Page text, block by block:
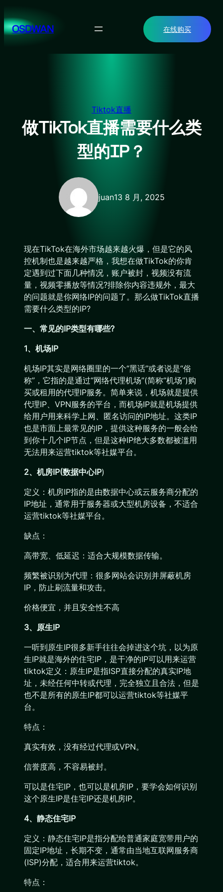
至
内OSDWAN 在线购买
Tiktok直播
做TikTok直播需要什么类
型的IP？
juan13 8 月, 2025
现在TikTok在海外市场越来越火爆，但是它的风
控机制也是越来越严格，我想在做TikTok的你肯
定遇到过下面几种情况，账户被封，视频没有流
量，视频零播放等情况?排除你内容违规外，最大
的问题就是你网络IP的问题了。那么做TikTok直播
需要什么类型的IP?
一、常见的IP类型有哪些?
1、机场IP
机场IP其实是网络圈里的一个“黑话”或者说是“俗
称”，它指的是通过“网络代理机场”(简称“机场”)购
买或租用的代理IP服务。简单来说，机场就是提供
代理IP、VPN服务的平台，而机场IP就是机场提供
给用户用来科学上网、匿名访问的IP地址。这类IP
也是市面上最常见的IP，提供这种服务的一般会给
到你十几个IP节点，但是这种IP绝大多数都被滥用
无法用来运营tiktok等社媒平台。
2、机房IP(数据中心IP)
定义：机房IP指的是由数据中心或云服务商分配的
IP地址，通常用于服务器或大型机房设备，不适合
运营tiktok等社媒平台。
缺点：
高带宽、低延迟：适合大规模数据传输。
频繁被识别为代理：很多网站会识别并屏蔽机房
IP，防止刷流量和攻击。
价格便宜，并且安全性不高
3、原生IP
一听到原生IP很多新手往往会掉进这个坑，以为原
生IP就是海外的住宅IP，是干净的IP可以用来运营
tiktok定义：原生IP是指ISP直接分配的真实IP地
址，未经任何中转或代理，完全独立且合法，但是
也不是所有的原生IP都可以运营tiktok等社媒平
台。
特点：
真实有效，没有经过代理或VPN。
信誉度高，不容易被封。
可以是住宅IP，也可以是机房IP，要学会如何识别
这个原生IP是住宅IP还是机房IP。
4、静态住宅IP
定义：静态住宅IP是指分配给普通家庭宽带用户的
固定IP地址，长期不变，通常由当地互联网服务商
(ISP)分配，适合用来运营tiktok。
特点：